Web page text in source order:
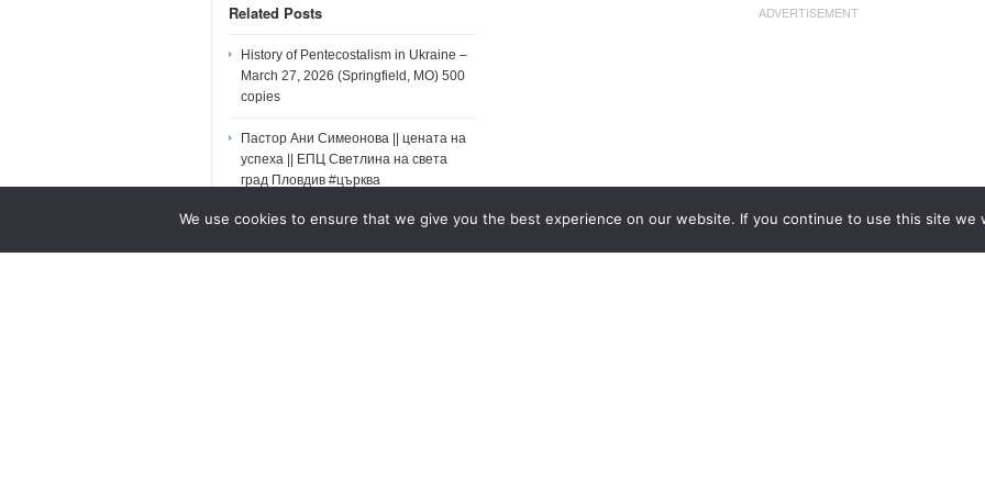
Related Posts
History of Pentecostalism in Ukraine –
March 27, 2026 (Springfield, MO) 500
copies
Пастор Ани Симеонова || цената на
успеха || ЕПЦ Светлина на света
град Пловдив #църква
Поточно предаване на живо от
ADVERTISEMENT
We use cookies to ensure that we give you the best experience on our website. If you continue to use this site we